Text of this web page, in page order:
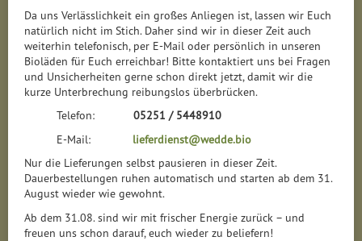
Da uns Verlässlichkeit ein großes Anliegen ist, lassen wir Euch
natürlich nicht im Stich. Daher sind wir in dieser Zeit auch
weiterhin telefonisch, per E-Mail oder persönlich in unseren
Bioläden für Euch erreichbar! Bitte kontaktiert uns bei Fragen
und Unsicherheiten gerne schon direkt jetzt, damit wir die
kurze Unterbrechung reibungslos überbrücken.
Telefon: 05251 / 5448910
E-Mail: lieferdienst@wedde.bio
Nur die Lieferungen selbst pausieren in dieser Zeit.
Dauerbestellungen ruhen automatisch und starten ab dem 31.
August wieder wie gewohnt.
Ab dem 31.08. sind wir mit frischer Energie zurück – und
freuen uns schon darauf, euch wieder zu beliefern!